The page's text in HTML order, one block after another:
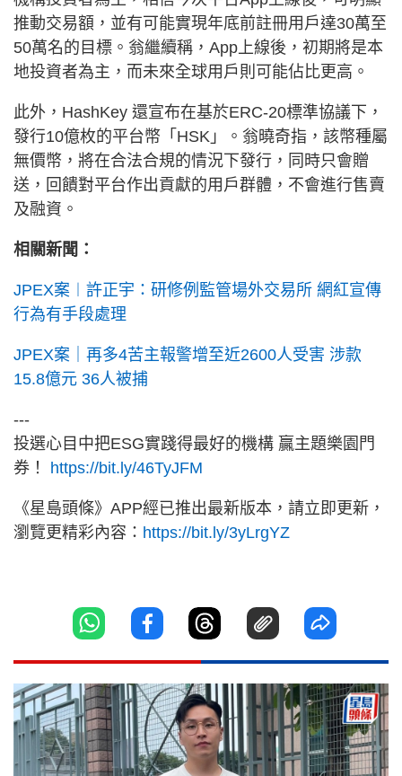
推動交易額，並有可能實現年底前註冊用戶達30萬至
50萬名的目標。翁繼續稱，App上線後，初期將是本
地投資者為主，而未來全球用戶則可能佔比更高。
此外，HashKey 還宣布在基於ERC-20標準協議下，
發行10億枚的平台幣「HSK」。翁曉奇指，該幣種屬
無價幣，將在合法合規的情況下發行，同時只會贈
送，回饋對平台作出貢獻的用戶群體，不會進行售賣
及融資。
相關新聞：
JPEX案︱許正宇：研修例監管場外交易所 網紅宣傳
行為有手段處理
JPEX案｜再多4苦主報警增至近2600人受害 涉款
15.8億元 36人被捕
---
投選心目中把ESG實踐得最好的機構 贏主題樂園門
券！ https://bit.ly/46TyJFM
《星島頭條》APP經已推出最新版本，請立即更新，
瀏覽更精彩內容： https://bit.ly/3yLrgYZ